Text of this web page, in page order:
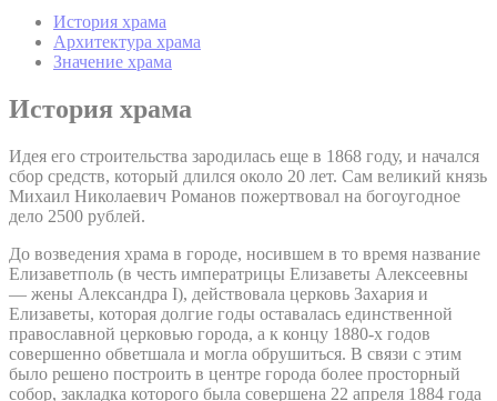
История храма
Архитектура храма
Значение храма
История храма
Идея его строительства зародилась еще в 1868 году, и начался
сбор средств, который длился около 20 лет. Сам великий князь
Михаил Николаевич Романов пожертвовал на богоугодное
дело 2500 рублей.
До возведения храма в городе, носившем в то время название
Елизаветполь (в честь императрицы Елизаветы Алексеевны
— жены Александра I), действовала церковь Захария и
Елизаветы, которая долгие годы оставалась единственной
православной церковью города, а к концу 1880-х годов
совершенно обветшала и могла обрушиться. В связи с этим
было решено построить в центре города более просторный
собор, закладка которого была совершена 22 апреля 1884 года